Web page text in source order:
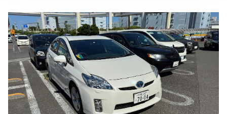
コンテンツ
利用規約
プライバシーポリシー